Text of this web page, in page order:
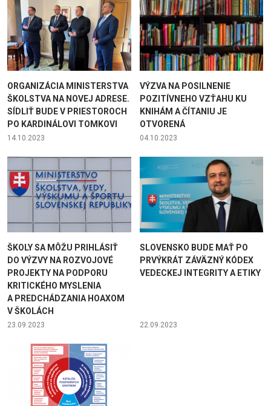
ORGANIZÁCIA MINISTERSTVA
ŠKOLSTVA NA NOVEJ ADRESE.
SÍDLIŤ BUDE V PRIESTOROCH
PO KARDINÁLOVI TOMKOVI
14.10.2023
VÝZVA NA POSILNENIE
POZITÍVNEHO VZŤAHU KU
KNIHÁM A ČÍTANIU JE
OTVORENÁ
04.10.2023
ŠKOLY SA MÔŽU PRIHLÁSIŤ
DO VÝZVY NA ROZVOJOVÉ
PROJEKTY NA PODPORU
KRITICKÉHO MYSLENIA
A PREDCHÁDZANIA HOAXOM
V ŠKOLÁCH
23.09.2023
SLOVENSKO BUDE MAŤ PO
PRVÝKRÁT ZÁVÄZNÝ KÓDEX
VEDECKEJ INTEGRITY A ETIKY
22.09.2023